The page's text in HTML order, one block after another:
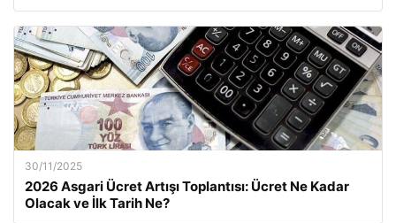
30/11/2025
2026 Asgari Ücret Artışı Toplantısı: Ücret Ne Kadar
Olacak ve İlk Tarih Ne?